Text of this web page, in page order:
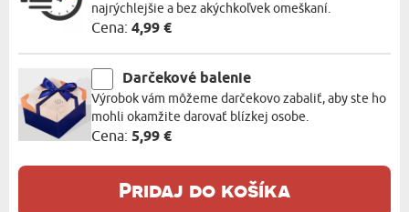
najrýchlejšie a bez akýchkoľvek omeškaní.
Cena: 4,99 €
Darčekové balenie
Výrobok vám môžeme darčekovo zabaliť, aby ste ho
mohli okamžite darovať blízkej osobe.
Cena: 5,99 €
Pridaj do košíka